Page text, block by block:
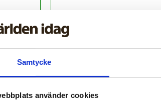
Samtycke
använder cookies